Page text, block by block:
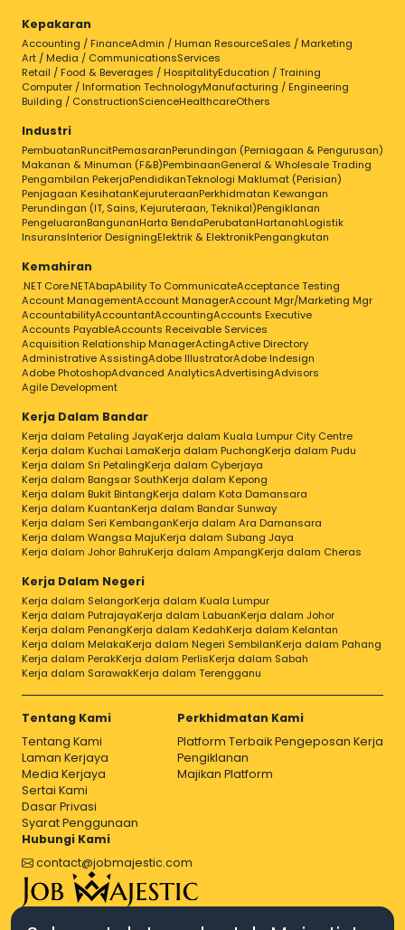
Kepakaran
Accounting / FinanceAdmin / Human ResourceSales / Marketing
Art / Media / CommunicationsServices
Retail / Food & Beverages / HospitalityEducation / Training
Computer / Information TechnologyManufacturing / Engineering
Building / ConstructionScienceHealthcareOthers
Industri
PembuatanRuncitPemasaranPerundingan (Perniagaan & Pengurusan)
Makanan & Minuman (F&B)PembinaanGeneral & Wholesale Trading
Pengambilan PekerjaPendidikanTeknologi Maklumat (Perisian)
Penjagaan KesihatanKejuruteraanPerkhidmatan Kewangan
Perundingan (IT, Sains, Kejuruteraan, Teknikal)Pengiklanan
PengeluaranBangunanHarta BendaPerubatanHartanahLogistik
InsuransInterior DesigningElektrik & ElektronikPengangkutan
Kemahiran
.NET Core.NETAbapAbility To CommunicateAcceptance Testing
Account ManagementAccount ManagerAccount Mgr/Marketing Mgr
AccountabilityAccountantAccountingAccounts Executive
Accounts PayableAccounts Receivable Services
Acquisition Relationship ManagerActingActive Directory
Administrative AssistingAdobe IllustratorAdobe Indesign
Adobe PhotoshopAdvanced AnalyticsAdvertisingAdvisors
Agile Development
Kerja Dalam Bandar
Kerja dalam Petaling JayaKerja dalam Kuala Lumpur City Centre
Kerja dalam Kuchai LamaKerja dalam PuchongKerja dalam Pudu
Kerja dalam Sri PetalingKerja dalam Cyberjaya
Kerja dalam Bangsar SouthKerja dalam Kepong
Kerja dalam Bukit BintangKerja dalam Kota Damansara
Kerja dalam KuantanKerja dalam Bandar Sunway
Kerja dalam Seri KembanganKerja dalam Ara Damansara
Kerja dalam Wangsa MajuKerja dalam Subang Jaya
Kerja dalam Johor BahruKerja dalam AmpangKerja dalam Cheras
Kerja Dalam Negeri
Kerja dalam SelangorKerja dalam Kuala Lumpur
Kerja dalam PutrajayaKerja dalam LabuanKerja dalam Johor
Kerja dalam PenangKerja dalam KedahKerja dalam Kelantan
Kerja dalam MelakaKerja dalam Negeri SembilanKerja dalam Pahang
Kerja dalam PerakKerja dalam PerlisKerja dalam Sabah
Kerja dalam SarawakKerja dalam Terengganu
Tentang Kami
Tentang Kami
Laman Kerjaya
Media Kerjaya
Sertai Kami
Dasar Privasi
Syarat Penggunaan
Perkhidmatan Kami
Platform Terbaik Pengeposan Kerja
Pengiklanan
Majikan Platform
Hubungi Kami
contact@jobmajestic.com